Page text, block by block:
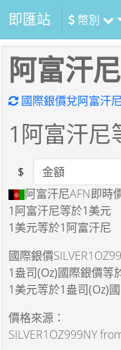
即匯站 幣別
阿富汗尼
國際銀價兌阿富汗尼
1阿富汗尼
Amount
$
阿富汗尼AFN即時
1阿富汗尼等於1美元
1美元等於1阿富汗尼
國際銀價
1盎司(Oz)國際銀價等
1美元等於1盎司(Oz)
價格來源：
SILVER1OZ999NY